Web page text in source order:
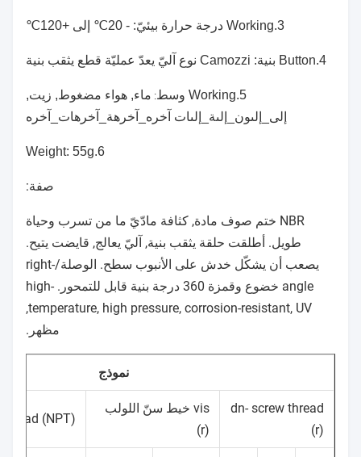
3.Working درجة حرارة بيئيّ: - 20℃ إلى +120℃
4.Button بنية: Camozzi نوع آليّ يعدّ عمليّة قطع يثقب بنية
5.Working وسط : ماء, هواء مضغوط, زيت,
إلى_إلىون_إلىة_إلىات آخره_آخرهة_آخرهات_آخره
6.Weight: 55g
صفة:
NBR ختم صوف مادة, كثافة مادّيّ ما من تسرب وحياة
طويل. أطلقت حلقة يثقب بنية, آليّ يعالج, قايضت يتيح.
يصعب أن يشكّل خدش على الأنبوب سطح. الوصلة/right-
angle خضوع وقمزة 360 درجة بنية قابل للتمحور. high-
temperature, high pressure, corrosion-resistant, UV,
مظهر.
نموذج
dn- screw thread
(r)
vis خيط سنّ اللولب
(r)
(NPT)